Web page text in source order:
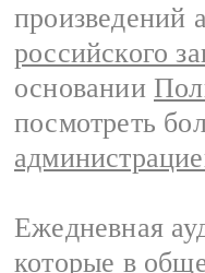
произведений
российского
основании
посмотреть
Ежедневная
которые в